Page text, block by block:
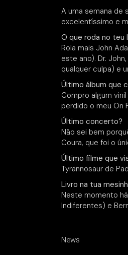
A uma semana de
excelentíssimo e
O que roda no
Rola mais John
este ano). Dr.
qualquer culpa) e
Último álbum que
Compro algum
perdido o meu On
Último concerto?
Não sei bem
Coura, que foi o
Último filme que
Tyrannosaur de
Livro na tua
Neste momento
Indiferentes) e
News